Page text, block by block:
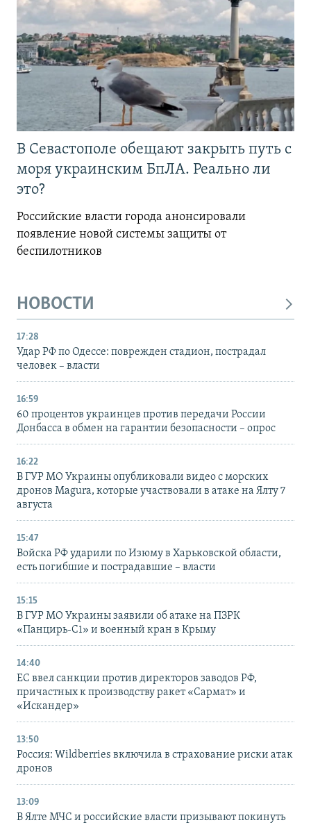
В Севастополе обещают закрыть путь с
моря украинским БпЛА. Реально ли
это?
Российские власти города анонсировали
появление новой системы защиты от
беспилотников
НОВОСТИ
17:28
Удар РФ по Одессе: поврежден стадион, пострадал
человек – власти
16:59
60 процентов украинцев против передачи России
Донбасса в обмен на гарантии безопасности – опрос
16:22
В ГУР МО Украины опубликовали видео с морских
дронов Magura, которые участвовали в атаке на Ялту 7
августа
15:47
Войска РФ ударили по Изюму в Харьковской области,
есть погибшие и пострадавшие – власти
15:15
В ГУР МО Украины заявили об атаке на ПЗРК
«Панцирь-С1» и военный кран в Крыму
14:40
ЕС ввел санкции против директоров заводов РФ,
причастных к производству ракет «Сармат» и
«Искандер»
13:50
Россия: Wildberries включила в страхование риски атак
дронов
13:09
В Ялте МЧС и российские власти призывают покинуть